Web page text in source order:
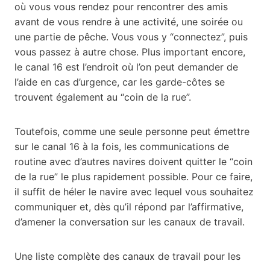
où vous vous rendez pour rencontrer des amis
avant de vous rendre à une activité, une soirée ou
une partie de pêche. Vous vous y “connectez”, puis
vous passez à autre chose. Plus important encore,
le canal 16 est l’endroit où l’on peut demander de
l’aide en cas d’urgence, car les garde-côtes se
trouvent également au “coin de la rue”.
Toutefois, comme une seule personne peut émettre
sur le canal 16 à la fois, les communications de
routine avec d’autres navires doivent quitter le “coin
de la rue” le plus rapidement possible. Pour ce faire,
il suffit de héler le navire avec lequel vous souhaitez
communiquer et, dès qu’il répond par l’affirmative,
d’amener la conversation sur les canaux de travail.
Une liste complète des canaux de travail pour les